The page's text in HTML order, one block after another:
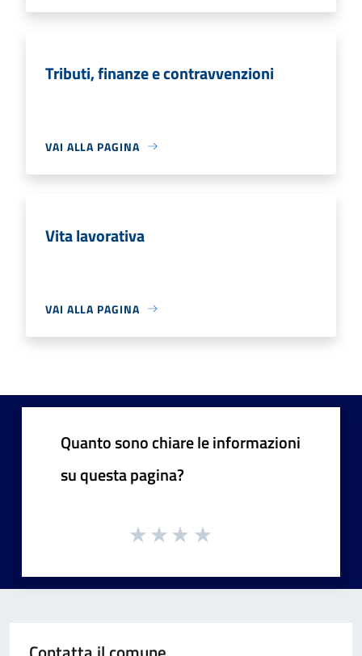
Tributi, finanze e contravvenzioni
VAI ALLA PAGINA
Vita lavorativa
VAI ALLA PAGINA
Quanto sono chiare le informazioni
su questa pagina?